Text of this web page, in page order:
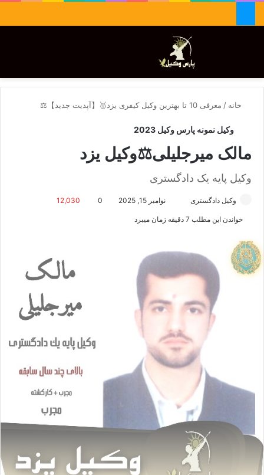
تغییر پوسته
خانه / معرفی 10 تا بهترین وکیل کیفری یزد🥇【آپدیت جدید】⚖️
وکیل نمونه پارس وکیل 2023
مالک میرجلیلی⚖️وکیل یزد
وکیل پایه یک دادگستری
وکیل دادگستری
ل
نوامبر 15, 2025 0
12,030
خواندن این مطلب 7 دقیقه زمان میبرد